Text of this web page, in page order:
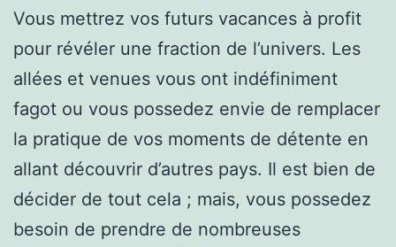
Vous mettrez vos futurs vacances à profit
pour révéler une fraction de l’univers. Les
allées et venues vous ont indéfiniment
fagot ou vous possedez envie de remplacer
la pratique de vos moments de détente en
allant découvrir d’autres pays. Il est bien de
décider de tout cela ; mais, vous possedez
besoin de prendre de nombreuses